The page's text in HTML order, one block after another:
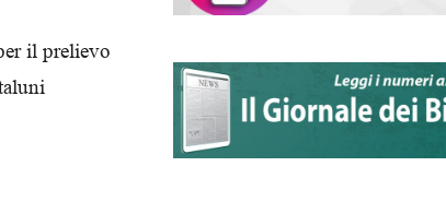
il prelievo